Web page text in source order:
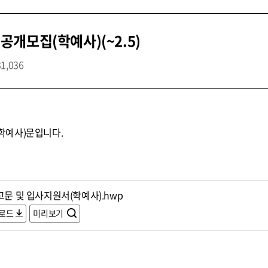
개모집(학예사)(~2.5)
예사)문입니다.
문 및 입사지원서(학예사).hwp
드 미리보기